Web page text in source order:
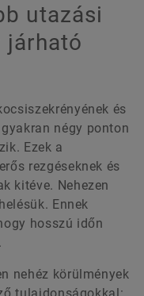
utazási
járható
és
négy ponton
Ezek a
rezgéseknek és
kitéve. Nehezen
Ennek
hosszú időn
nehéz körülmények